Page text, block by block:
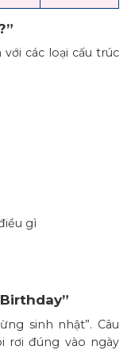
các loại cấu trúc
gì
sinh nhật”. Câu
rơi đúng vào ngày